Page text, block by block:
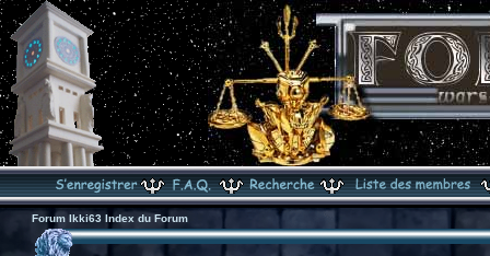
Forum Ikki63 Index du Forum